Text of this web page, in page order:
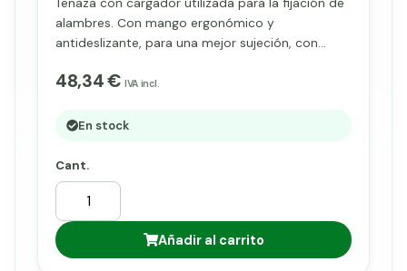
alambres. Con mango ergonómico y
antideslizante, para una mejor sujeción, con
manual.
48,34 € IVA incl.
En stock
Cant.
Añadir al carrito